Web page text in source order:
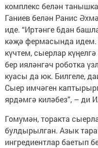
комплекс белән
Ганиев белән Ранис
иде. “Иртәнге 6дан
кәҗә фермасында идем.
күчтем, сыерлар
бер ияләнгәч роботка
куасы да юк. Билгеле,
Сыер имчәген
ярдәмгә киләбез”, – ди
Гомумән, торакта
булдырылган. Азык
ингредиентлар баетып